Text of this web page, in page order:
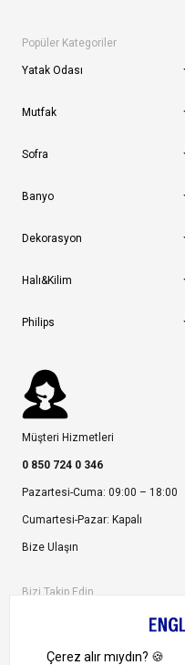
Popüler Kategoriler
Yatak Odası
Mutfak
Sofra
Banyo
Dekorasyon
Halı&Kilim
Philips
Müşteri Hizmetleri
0 850 724 0 346
Pazartesi-Cuma: 09:00 – 18:00
Cumartesi-Pazar: Kapalı
Bize Ulaşın
Bizi Takip Edin